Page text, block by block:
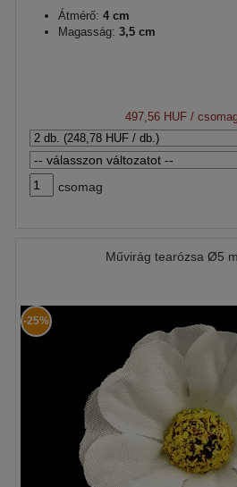
Átmérő: 4 cm
Magasság: 3,5 cm
497,56 HUF /
csomag
Művirág tearózsa Ø5
-25%